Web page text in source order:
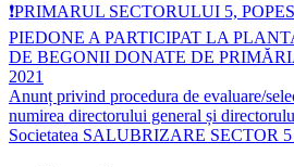
❗️PRIMARUL SECTORULUI 5,
PIEDONE A PARTICIPAT LA
DE BEGONII DONATE DE
2021
Anunț privind procedura de evaluare/
numirea directorului general și
Societatea SALUBRIZARE SECTOR 5